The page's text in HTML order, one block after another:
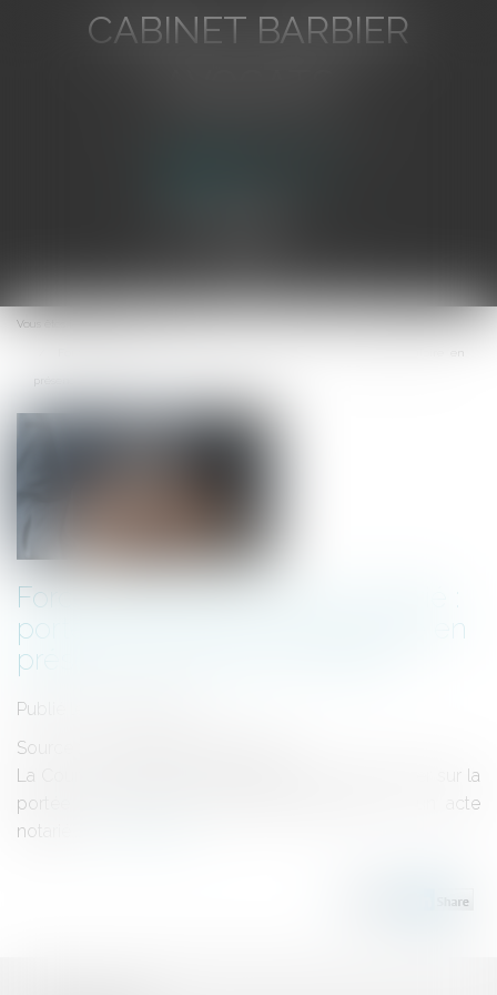
CABINET BARBIER
Ouvrir
le
Vous êtes ici :
présence d’une sous-caution
Force exécutoire de l’acte notarié :
portée de la formule exécutoire en
présence d’une sous-caution
Publié le :
Source :
La Cour de cassation a été appelée à se prononcer sur la
portée d’une formule exécutoire apposée sur un acte
notarié...